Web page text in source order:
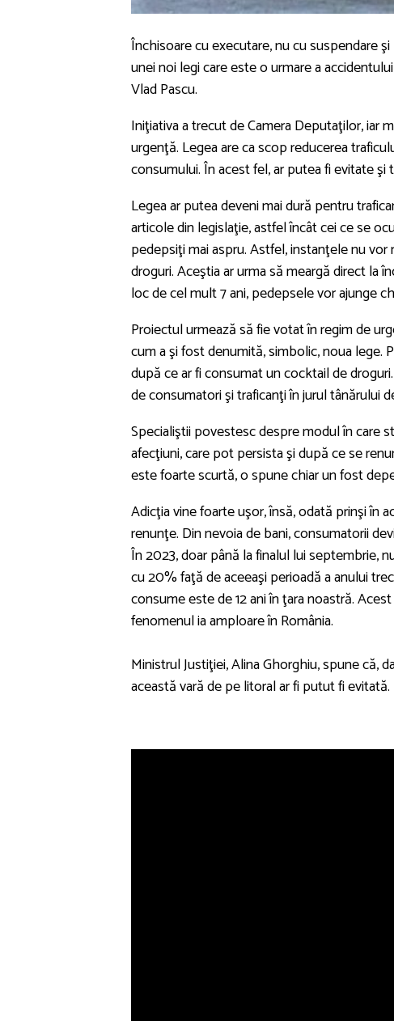
Închisoare cu executare, nu cu suspendare
unei noi legi care este o urmare a
Vlad Pascu.
Iniţiativa a trecut de Camera Deputaţilor, iar
urgenţă. Legea are ca scop reducerea
consumului. În acest fel, ar putea fi evitate
Legea ar putea deveni mai dură pentru
articole din legislaţie, astfel încât cei ce se
pedepsiţi mai aspru. Astfel, instanţele nu
droguri. Aceştia ar urma să meargă direct la
loc de cel mult 7 ani, pedepsele vor ajunge
Proiectul urmează să fie votat în regim de
cum a şi fost denumită, simbolic, noua lege.
după ce ar fi consumat un cocktail de
de consumatori şi traficanţi în jurul tânărului
Specialiştii povestesc despre modul în care
afecţiuni, care pot persista şi după ce se
este foarte scurtă, o spune chiar un fost
Adicţia vine foarte uşor, însă, odată prinşi în
renunţe. Din nevoia de bani, consumatorii
În 2023, doar până la finalul lui septembrie,
cu 20% faţă de aceeaşi perioadă a anului
consume este de 12 ani în ţara noastră.
fenomenul ia amploare în România.
Ministrul Justiţiei, Alina Ghorghiu, spune că,
această vară de pe litoral ar fi putut fi evitată.